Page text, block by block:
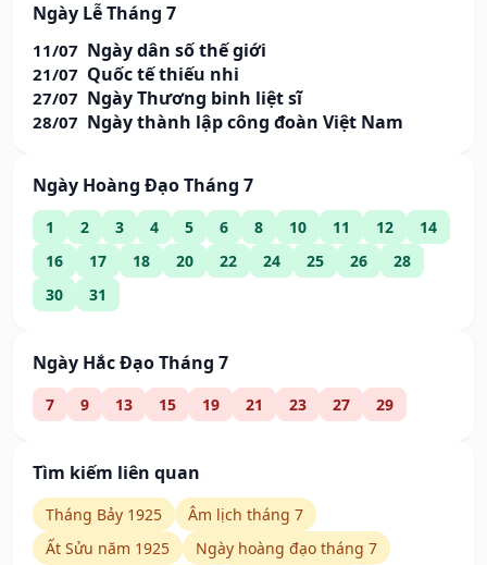
Ngày Lễ Tháng 7
11/07 Ngày dân số thế giới
21/07 Quốc tế thiếu nhi
27/07 Ngày Thương binh liệt sĩ
28/07 Ngày thành lập công đoàn Việt Nam
Ngày Hoàng Đạo Tháng 7
1 2 3 4 5 6 8 10 11 12
14
16
17 18 20 22 24 25 26
28
30
31
Ngày Hắc Đạo Tháng 7
7 9 13 15 19 21 23 27 29
Tìm kiếm liên quan
Tháng Bảy 1925
Âm lịch tháng 7
Ất Sửu năm 1925
Ngày hoàng đạo tháng 7